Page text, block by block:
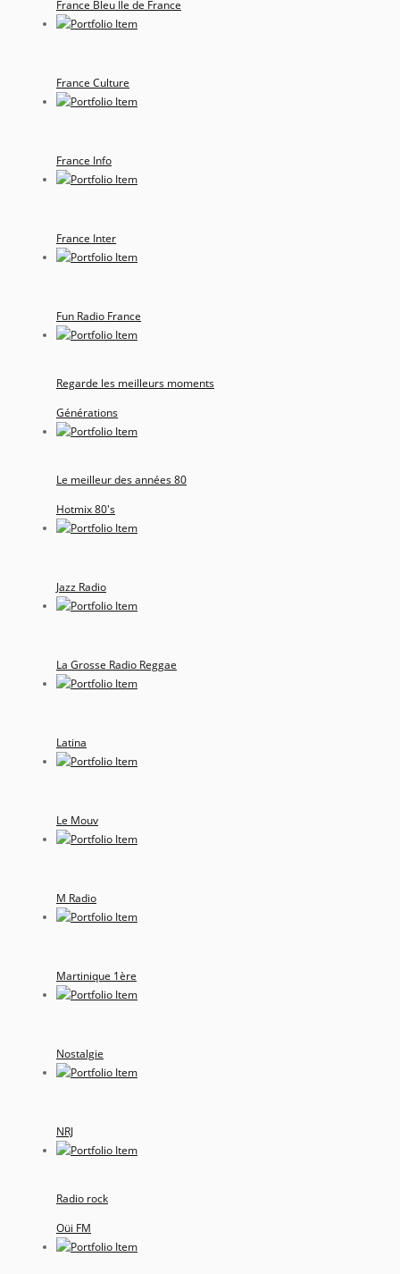
France Bleu Ile de France
France Culture
France Info
France Inter
Fun Radio France
Regarde les meilleurs moments
Générations
Le meilleur des années 80
Hotmix 80's
Jazz Radio
La Grosse Radio Reggae
Latina
Le Mouv
M Radio
Martinique 1ère
Nostalgie
NRJ
Radio rock
Oüi FM